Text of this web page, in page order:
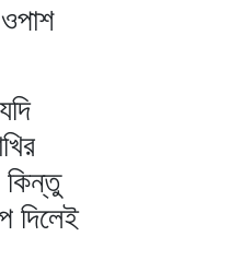
কিন্তু
দিলেই